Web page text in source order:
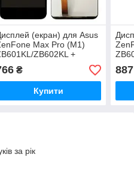
(екран) для Asus
Max Pro (M1)
ZB602KL +
чорний, оригінал
₴
Купити
887
за рік